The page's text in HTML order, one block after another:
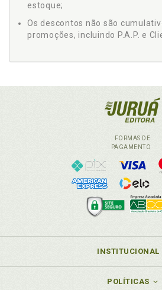
estoque;
Os descontos não são
promoções, incluindo P.A.P. e
FORMAS DE
PAGAMENTO
INSTITUCIONAL
POLÍTICAS